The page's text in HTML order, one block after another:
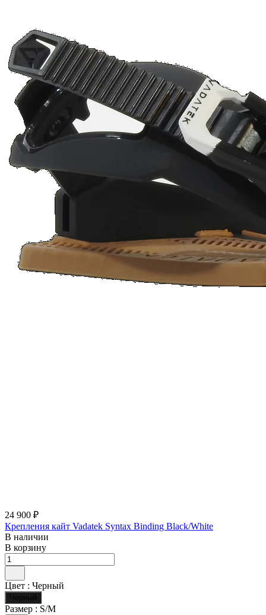
24 900 ₽
Крепления кайт Vadatek Syntax Binding Black/White
В наличии
В корзину
Цвет : Черный
Черный
Размер : S/M